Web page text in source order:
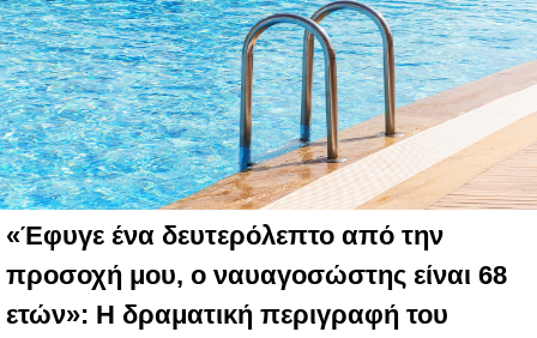
«Έφυγε ένα δευτερόλεπτο από την
προσοχή μου, ο ναυαγοσώστης είναι 68
ετών»: Η δραματική περιγραφή του